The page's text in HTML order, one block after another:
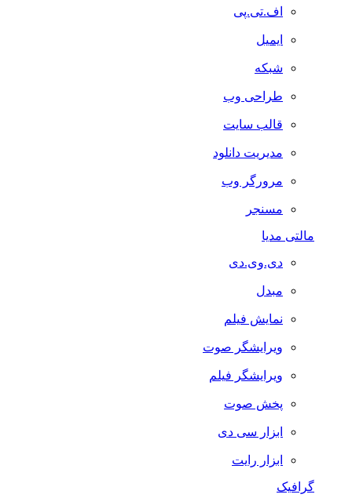
اف.تی.پی
ایمیل
شبکه
طراحی وب
قالب سایت
مدیریت دانلود
مرورگر وب
مسنجر
مالتی مدیا
دی.وی.دی
مبدل
نمایش فیلم
ویرایشگر صوت
ویرایشگر فیلم
پخش صوت
ابزار سی دی
ابزار رایت
گرافیک